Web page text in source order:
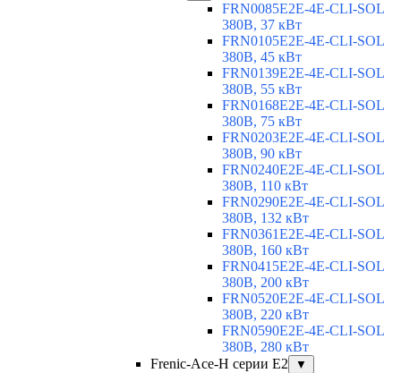
FRN0085E2E-4E-CLI-SOL
380В, 37 кВт
FRN0105E2E-4E-CLI-SOL
380В, 45 кВт
FRN0139E2E-4E-CLI-SOL
380В, 55 кВт
FRN0168E2E-4E-CLI-SOL
380В, 75 кВт
FRN0203E2E-4E-CLI-SOL
380В, 90 кВт
FRN0240E2E-4E-CLI-SOL
380В, 110 кВт
FRN0290E2E-4E-CLI-SOL
380В, 132 кВт
FRN0361E2E-4E-CLI-SOL
380В, 160 кВт
FRN0415E2E-4E-CLI-SOL
380В, 200 кВт
FRN0520E2E-4E-CLI-SOL
380В, 220 кВт
FRN0590E2E-4E-CLI-SOL
380В, 280 кВт
Frenic-Ace-H серии E2
▼